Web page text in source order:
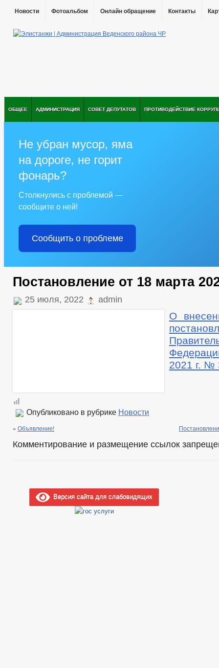
Новости Фотоальбом Онлайн обращение Контакты
ОБЩЕЕ АДМИНИСТРАЦИЯ СОВЕТ ДЕПУТАТОВ ПРОТИВОДЕЙСТВИЕ
Не убран мусор, яма
на дороге, не горит
фонарь?
Столкнулись с проблемой —
сообщите о ней!
Сообщить о проблеме
Постановление от 18 марта
25 июля, 2022 admin
О
2021 г. №
Опубликовано в рубрике Новости
« Объявление!
Комментирование и размещение ссылок
Версия сайта для слабовидящих